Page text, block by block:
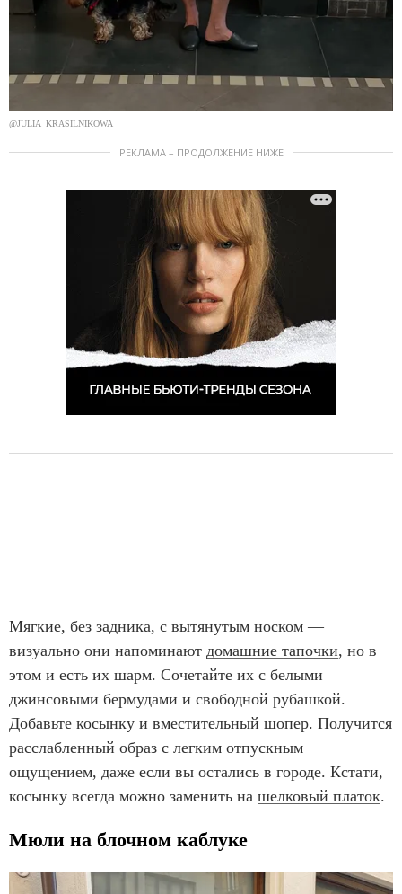
@JULIA_KRASILNIKOWA
РЕКЛАМА – ПРОДОЛЖЕНИЕ НИЖЕ
Мягкие, без задника, с вытянутым носком —
визуально они напоминают домашние тапочки, но в
этом и есть их шарм. Сочетайте их с белыми
джинсовыми бермудами и свободной рубашкой.
Добавьте косынку и вместительный шопер. Получится
расслабленный образ с легким отпускным
ощущением, даже если вы остались в городе. Кстати,
косынку всегда можно заменить на шелковый платок.
Мюли на блочном каблуке